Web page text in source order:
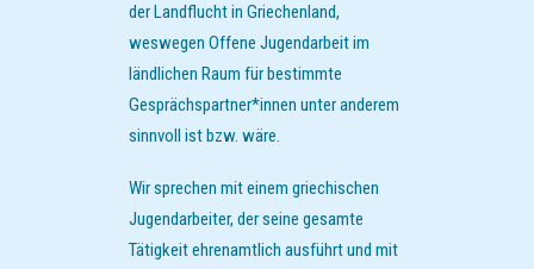
der Landflucht in Griechenland,
weswegen Offene Jugendarbeit im
ländlichen Raum für bestimmte
Gesprächspartner*innen unter anderem
sinnvoll ist bzw. wäre.
Wir sprechen mit einem griechischen
Jugendarbeiter, der seine gesamte
Tätigkeit ehrenamtlich ausführt und mit